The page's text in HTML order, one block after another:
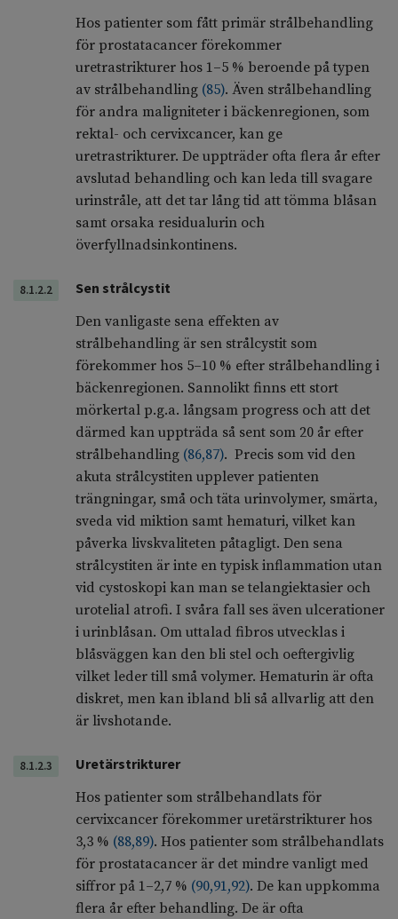
Hos patienter som fått primär strålbehandling
för prostatacancer förekommer
uretrastrikturer hos 1–5 % beroende på typen
av strålbehandling (85). Även strålbehandling
för andra maligniteter i bäckenregionen, som
rektal- och cervixcancer, kan ge
uretrastrikturer. De uppträder ofta flera år efter
avslutad behandling och kan leda till svagare
urinstråle, att det tar lång tid att tömma blåsan
samt orsaka residualurin och
överfyllnadsinkontinens.
8.1.2.2
Sen strålcystit
Den vanligaste sena effekten av
strålbehandling är sen strålcystit som
förekommer hos 5–10 % efter strålbehandling i
bäckenregionen. Sannolikt finns ett stort
mörkertal p.g.a. långsam progress och att det
därmed kan uppträda så sent som 20 år efter
strålbehandling (86,87). Precis som vid den
akuta strålcystiten upplever patienten
trängningar, små och täta urinvolymer, smärta,
sveda vid miktion samt hematuri, vilket kan
påverka livskvaliteten påtagligt. Den sena
strålcystiten är inte en typisk inflammation utan
vid cystoskopi kan man se telangiektasier och
urotelial atrofi. I svåra fall ses även ulcerationer
i urinblåsan. Om uttalad fibros utvecklas i
blåsväggen kan den bli stel och oeftergivlig
vilket leder till små volymer. Hematurin är ofta
diskret, men kan ibland bli så allvarlig att den
är livshotande.
8.1.2.3
Uretärstrikturer
Hos patienter som strålbehandlats för
cervixcancer förekommer uretärstrikturer hos
3,3 % (88,89). Hos patienter som strålbehandlats
för prostatacancer är det mindre vanligt med
siffror på 1–2,7 % (90,91,92). De kan uppkomma
flera år efter behandling. De är ofta